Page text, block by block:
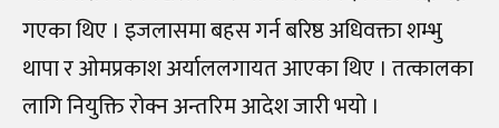
गएका थिए । इजलासमा बहस गर्न बरिष्ठ अधिवक्ता शम्भु
थापा र ओमप्रकाश अर्याललगायत आएका थिए । तत्कालका
लागि नियुक्ति रोक्न अन्तरिम आदेश जारी भयो ।